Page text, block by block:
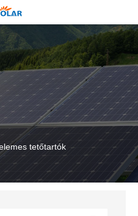
tetőtartók